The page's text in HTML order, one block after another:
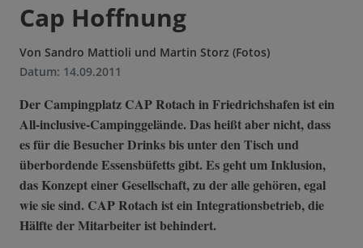
Cap Hoffnung
Von Sandro Mattioli und Martin Storz (Fotos)
Datum: 14.09.2011
Der Campingplatz CAP Rotach in Friedrichshafen ist ein
All-inclusive-Campinggelände. Das heißt aber nicht, dass
es für die Besucher Drinks bis unter den Tisch und
überbordende Essensbüfetts gibt. Es geht um Inklusion,
das Konzept einer Gesellschaft, zu der alle gehören, egal
wie sie sind. CAP Rotach ist ein Integrationsbetrieb, die
Hälfte der Mitarbeiter ist behindert.